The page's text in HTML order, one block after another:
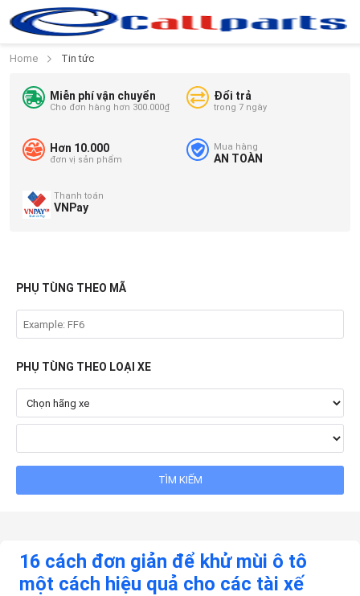
Home Tin tức
Miễn phí vận chuyển
Cho đơn hàng hơn 300.000₫
Đổi trả
trong 7 ngày
Hơn 10.000
đơn vị sản phẩm
Mua hàng
AN TOÀN
Thanh toán
VNPay
PHỤ TÙNG THEO MÃ
PHỤ TÙNG THEO LOẠI XE
16 cách đơn giản để khử mùi ô tô
một cách hiệu quả cho các tài xế